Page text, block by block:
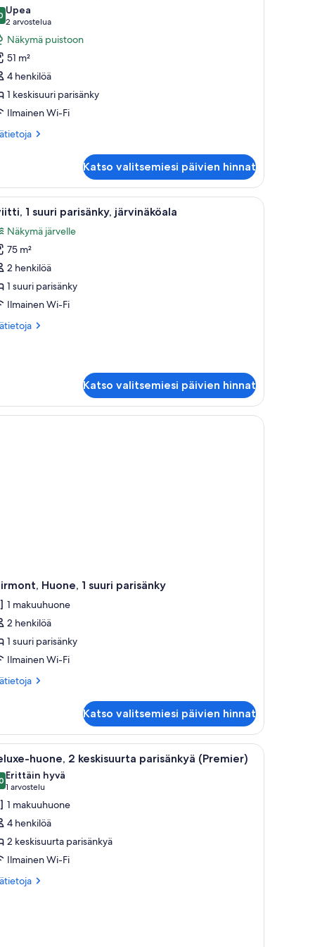
kautta 10
Upea
2 arvostelua
(2
arvostelua)
Näkymä puistoon
51 m²
4 henkilöä
1 keskisuuri parisänky
Ilmainen Wi-Fi
Katso valitsemiesi päivien hinnat
ja vuorille.
sohvapöytä ja televisio. Moderni olohuone, jossa on sohva,
4 1 suuri parisänky, järvinäköala
Näkymä järvelle
75 m²
2 henkilöä
1 suuri parisänky
Ilmainen Wi-Fi
Katso valitsemiesi päivien hinnat
televisio, kahvinkeitin ja näkymä vuorille.
Huone, 1 suuri parisänky
1 makuuhuone
2 henkilöä
1 suuri parisänky
Ilmainen Wi-Fi
Katso valitsemiesi päivien hinnat
Tunnelmallinen huone, jossa on
4 huone, 2 keskisuurta parisänkyä (Premier)
kautta 10
Erittäin hyvä
1 arvostelu
(1
arvostelu)
1 makuuhuone
4 henkilöä
2 keskisuurta parisänkyä
Ilmainen Wi-Fi